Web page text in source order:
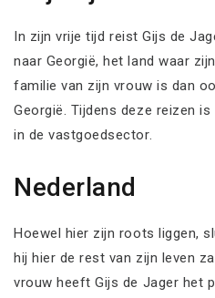
In zijn vrije tijd reist Gijs de
naar Georgië, het land waar
familie van zijn vrouw is dan
Georgië. Tijdens deze reizen
in de vastgoedsector.
Nederland
Hoewel hier zijn roots liggen,
hij hier de rest van zijn leven
vrouw heeft Gijs de Jager het